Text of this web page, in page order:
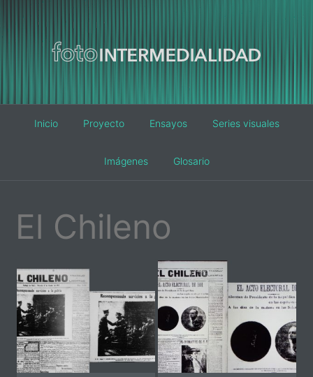
Main
Inicio Proyecto Ensayos Series visuales
Imágenes Glosario
El Chileno